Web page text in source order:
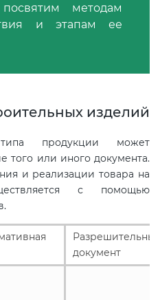
методам
и этапам ее
изделий
продукции может
того или иного документа.
и реализации товара на
с помощью
документ